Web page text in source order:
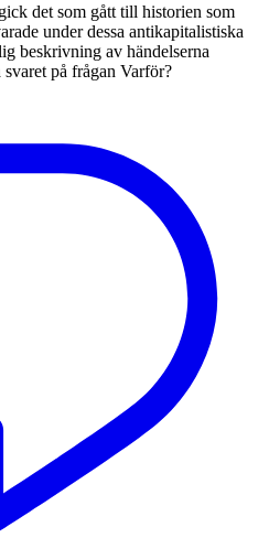
det som gått till historien som
under dessa antikapitalistiska
beskrivning av händelserna
på frågan Varför?